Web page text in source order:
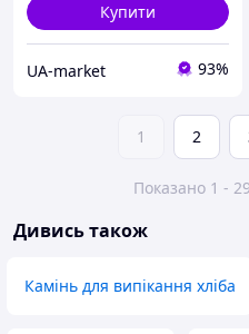
Купити
UA-market 93%
1 2
Показано 1 -
Дивись також
Камінь для випікання хліба